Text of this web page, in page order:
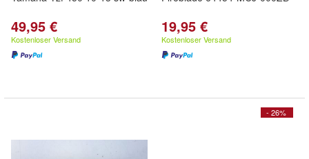
49,95 €
Kostenloser Versand
19,95 €
Kostenloser Versand
- 26%